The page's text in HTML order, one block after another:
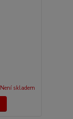
Není skladem